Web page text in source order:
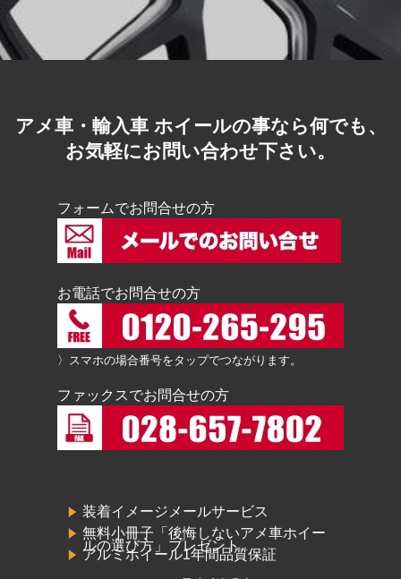
アメ車・輸入車 ホイールの事なら何でも、
お気軽にお問い合わせ下さい。
フォームでお問合せの方
お電話でお問合せの方
〉スマホの場合番号をタップでつながります。
ファックスでお問合せの方
装着イメージメールサービス
無料小冊子「後悔しないアメ車ホイー
ルの選び方」プレゼント
アルミホイール1年間品質保証